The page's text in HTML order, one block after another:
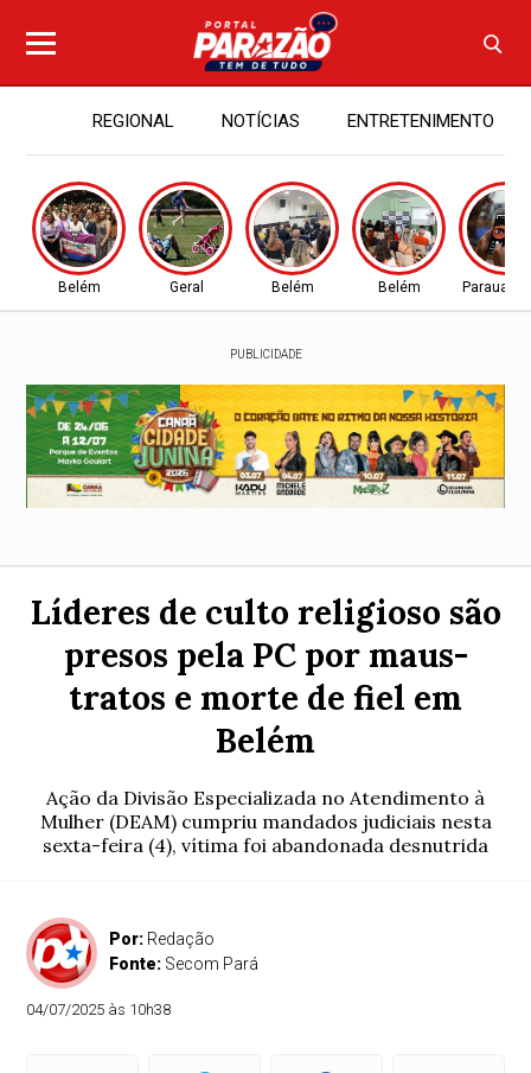
REGIONAL NOTÍCIAS ENTRETENIMENTO
Belém Geral Belém Belém
PUBLICIDADE
Líderes de culto religioso são
presos pela PC por maus-
tratos e morte de fiel em
Belém
Ação da Divisão Especializada no Atendimento à
Mulher (DEAM) cumpriu mandados judiciais nesta
sexta-feira (4), vítima foi abandonada desnutrida
Por: Redação
Fonte: Secom Pará
04/07/2025 às 10h38